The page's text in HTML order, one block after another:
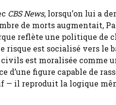
CBS News, lorsqu’on lui a
de morts augmentait,
reflète une politique de
est socialisé vers le
est moralisée comme
d’une figure capable de
— il reproduit la logique